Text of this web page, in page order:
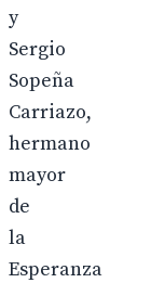
y
Sergio
Sopeña
Carriazo,
hermano
mayor
de
la
Esperanza